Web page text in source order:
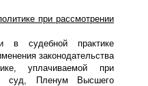
при рассмотрении
в судебной практике
законодательства
уплачиваемой при
суд, Пленум Высшего